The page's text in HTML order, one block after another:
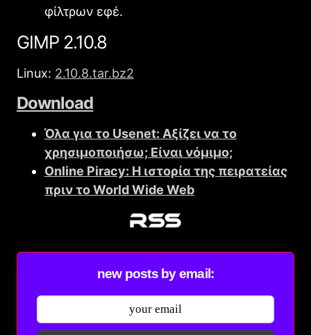
φίλτρων εφέ.
GIMP 2.10.8
Linux: 2.10.8.tar.bz2
Download
Όλα για το Usenet: Αξίζει να το
χρησιμοποιήσω; Είναι νόμιμο;
Online Piracy: Η ιστορία της πειρατείας
πριν το World Wide Web
new posts by email: